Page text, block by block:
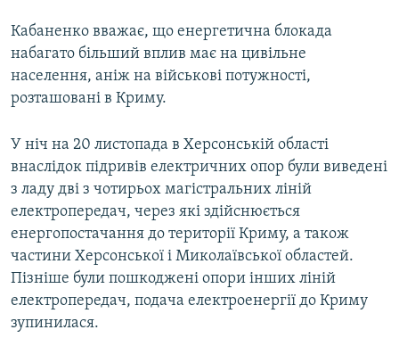
Кабаненко вважає, що енергетична блокада
набагато більший вплив має на цивільне
населення, аніж на військові потужності,
розташовані в Криму.
У ніч на 20 листопада в Херсонській області
внаслідок підривів електричних опор були виведені
з ладу дві з чотирьох магістральних ліній
електропередач, через які здійснюється
енергопостачання до території Криму, а також
частини Херсонської і Миколаївської областей.
Пізніше були пошкоджені опори інших ліній
електропередач, подача електроенергії до Криму
зупинилася.